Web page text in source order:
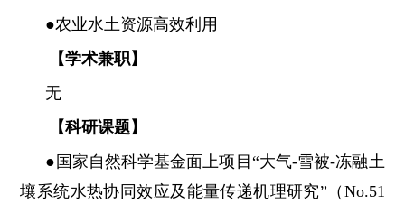
●农业水土资源高效利用
【学术兼职】
无
【科研课题】
●国家自然科学基金面上项目“大气-雪被-冻融土
壤系统水热协同效应及能量传递机理研究”（No.51